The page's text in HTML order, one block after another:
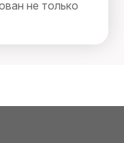
не только